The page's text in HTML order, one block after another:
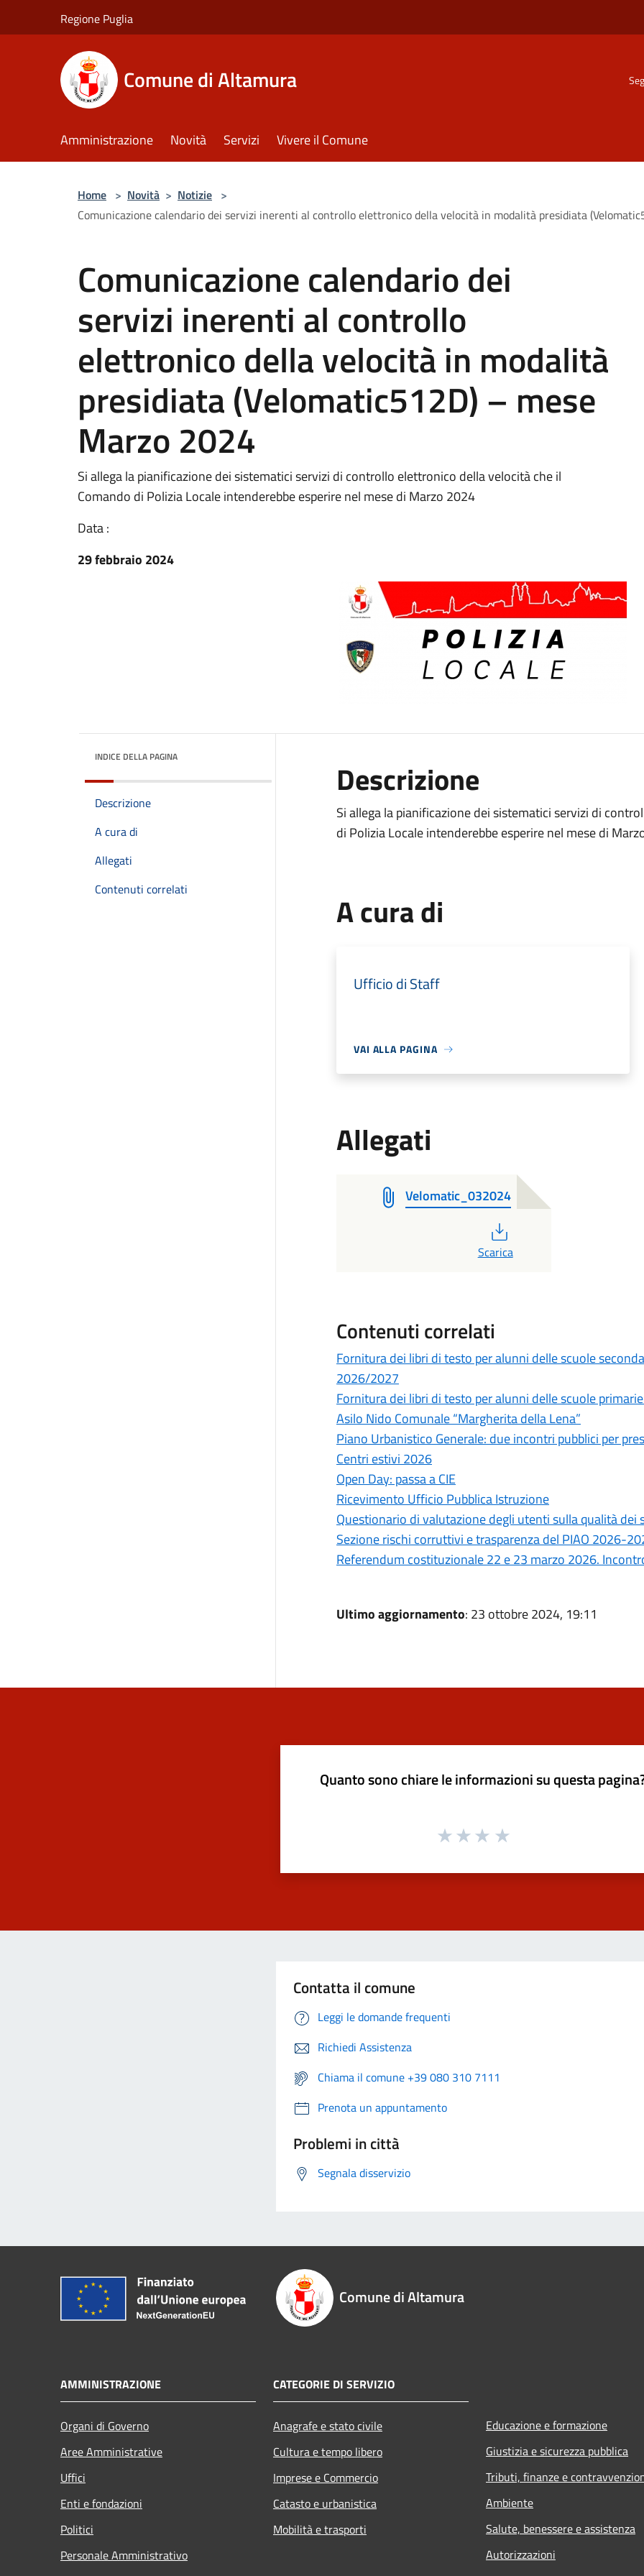
Regione Puglia
Comune di Altamura
Amministrazione Novità Servizi Vivere il Comune
Home > Novità > Notizie >
Comunicazione calendario dei servizi inerenti al controllo elettronico della velocità in modalità presidiata
Comunicazione calendario dei
servizi inerenti al controllo
elettronico della velocità in modalità
presidiata (Velomatic512D) – mese
Marzo 2024
Si allega la pianificazione dei sistematici servizi di controllo elettronico della velocità che il
Comando di Polizia Locale intenderebbe esperire nel mese di Marzo 2024
Data :
29 febbraio 2024
INDICE DELLA PAGINA
Descrizione
A cura di
Allegati
Contenuti correlati
Descrizione
Si allega la pianificazione dei sistematici servizi di
di Polizia Locale intenderebbe esperire nel mese di
A cura di
Ufficio di Staff
VAI ALLA PAGINA
Allegati
Velomatic_032024
Scarica
Contenuti correlati
Fornitura dei libri di testo per alunni delle scuole
2026/2027
Fornitura dei libri di testo per alunni delle scuole
Asilo Nido Comunale “Margherita della Lena”
Piano Urbanistico Generale: due incontri pubblici per
Centri estivi 2026
Open Day: passa a CIE
Ricevimento Ufficio Pubblica Istruzione
Questionario di valutazione degli utenti sulla qualità dei
Sezione rischi corruttivi e trasparenza del PIAO 2026-
Referendum costituzionale 22 e 23 marzo 2026.
Ultimo aggiornamento: 23 ottobre 2024, 19:11
Quanto sono chiare le informazioni su questa
Contatta il comune
Leggi le domande frequenti
Richiedi Assistenza
Chiama il comune +39 080 310 7111
Prenota un appuntamento
Problemi in città
Segnala disservizio
Comune di Altamura
AMMINISTRAZIONE
Organi di Governo
Aree Amministrative
Uffici
Enti e fondazioni
Politici
Personale Amministrativo
CATEGORIE DI SERVIZIO
Anagrafe e stato civile
Cultura e tempo libero
Imprese e Commercio
Catasto e urbanistica
Mobilità e trasporti
Educazione e formazione
Giustizia e sicurezza pubblica
Tributi, finanze e
Ambiente
Salute, benessere e assistenza
Autorizzazioni